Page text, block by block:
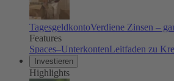
TagesgeldkontoVerdiene Zinsen –
Features
Spaces–UnterkontenLeitfaden zu
Investieren
Highlights